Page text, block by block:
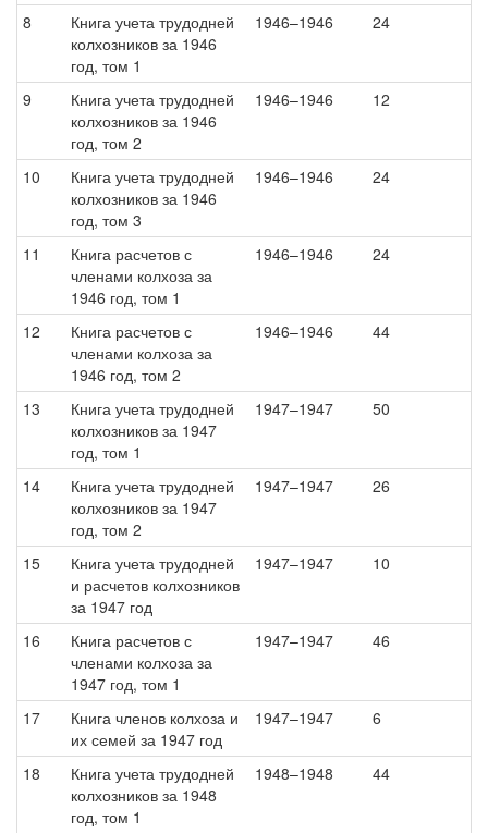
8
Книга учета трудодней
колхозников за 1946
год, том 1
1946–1946 24
9
Книга учета трудодней
колхозников за 1946
год, том 2
1946–1946 12
10
Книга учета трудодней
колхозников за 1946
год, том 3
1946–1946 24
11
Книга расчетов с
членами колхоза за
1946 год, том 1
1946–1946 24
12
Книга расчетов с
членами колхоза за
1946 год, том 2
1946–1946 44
13
Книга учета трудодней
колхозников за 1947
год, том 1
1947–1947 50
14
Книга учета трудодней
колхозников за 1947
год, том 2
1947–1947 26
15
Книга учета трудодней
и расчетов колхозников
за 1947 год
1947–1947 10
16
Книга расчетов с
членами колхоза за
1947 год, том 1
1947–1947 46
17
Книга членов колхоза и
их семей за 1947 год
1947–1947 6
18
Книга учета трудодней
колхозников за 1948
год, том 1
1948–1948 44